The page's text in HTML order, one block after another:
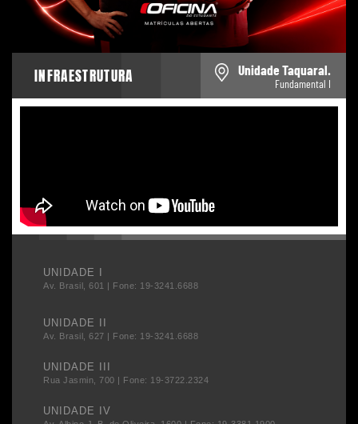
INFRAESTRUTURA Unidade Taquaral.
Fundamental I
UNIDADE I
Av. Brasil, 601 | Fone: 19-3241.6688
UNIDADE II
Av. Brasil, 627 | Fone: 19-3241.6688
UNIDADE III
Rua Jasmin, 700 | Fone: 19-3722.2324
UNIDADE IV